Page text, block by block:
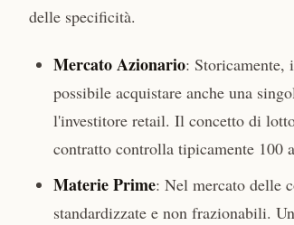
delle specificità.
Mercato Azionario:
possibile acquistare anche una
l'investitore retail. Il concetto di
contratto controlla tipicamente 100
Materie Prime: Nel mercato delle
standardizzate e non frazionabili.